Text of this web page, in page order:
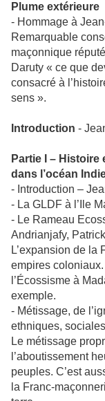
Plume extérieure
- Hommage à
Remarquable
maçonnique
Daruty « ce que
consacré à
sens ».
Introduction -
Partie I –
dans l’océan
- Introduction –
- La GLDF à l’Ile
- Le Rameau
Andrianjafy,
L’expansion de la
empires
l’Écossisme à
exemple.
- Métissage, de
ethniques,
Le métissage
l’aboutissement
peuples. C’est
la Franc-